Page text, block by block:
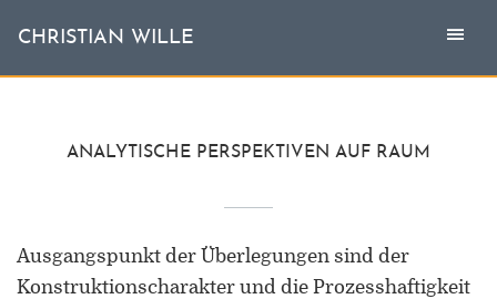
CHRISTIAN WILLE
Toggle
Aktuell
Themen
L'invité
CHRISTIAN WILLE
ANALYTISCHE PERSPEKTIVEN AUF RAUM
Ausgangspunkt der Überlegungen sind der
Konstruktionscharakter und die Prozesshaftigkeit